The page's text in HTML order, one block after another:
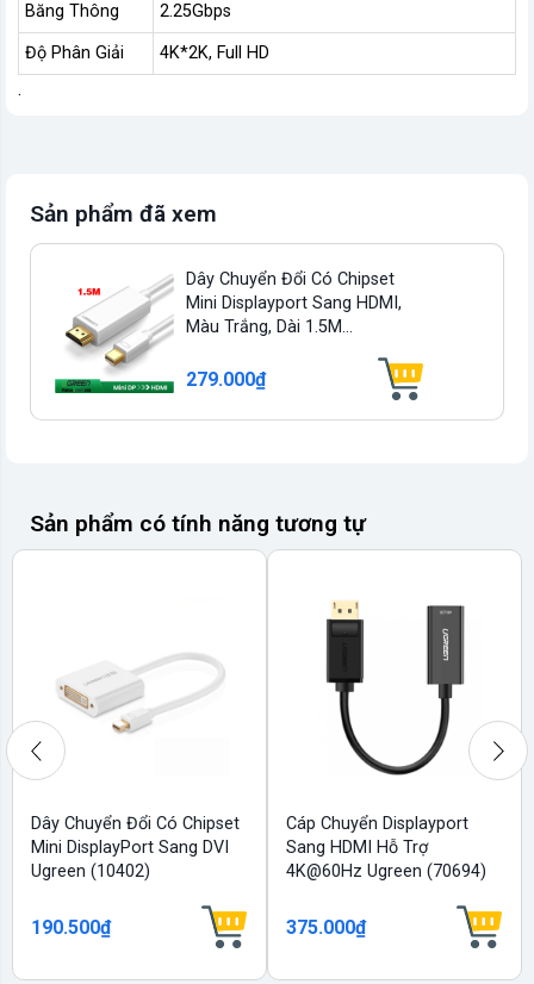
Băng Thông 2.25Gbps
Độ Phân Giải 4K*2K, Full HD
.
Sản phẩm đã xem
Dây Chuyển Đổi Có Chipset
Mini Displayport Sang HDMI,
Màu Trắng, Dài 1.5M...
279.000₫
Sản phẩm có tính năng tương tự
Dây Chuyển Đổi Có Chipset
Mini DisplayPort Sang DVI
Ugreen (10402)
190.500₫
Cáp Chuyển Displayport
Sang HDMI Hỗ Trợ
4K@60Hz Ugreen (70694)
375.000₫